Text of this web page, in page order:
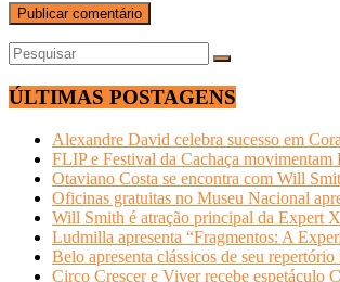
ÚLTIMAS POSTAGENS
Alexandre David celebra sucesso em
FLIP e Festival da Cachaça
Otaviano Costa se encontra com Will
Oficinas gratuitas no Museu Nacional
Will Smith é atração principal da Expert
Ludmilla apresenta “Fragmentos: A
Belo apresenta clássicos de seu
Circo Crescer e Viver recebe espetáculo